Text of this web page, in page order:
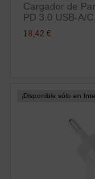
Cargador de
PD 3.0 USB-A/
18,42 €
¡Disponible sólo en